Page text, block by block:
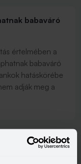
babaváró
értelmében a
babaváró
hatáskörébe
adják meg a